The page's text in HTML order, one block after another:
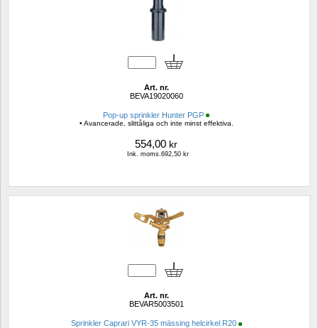
Art. nr.
BEVA19020060
Pop-up sprinkler Hunter PGP
• Avancerade, slittåliga och inte minst effektiva.
554,00 kr
Ink. moms.692,50 kr
Art. nr.
BEVAR5003501
Sprinkler Caprari VYR-35 mässing helcirkel R20